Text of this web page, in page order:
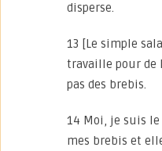
disperse.
13 [Le simple
travaille pour de
pas des brebis.
14 Moi, je suis le
mes brebis et